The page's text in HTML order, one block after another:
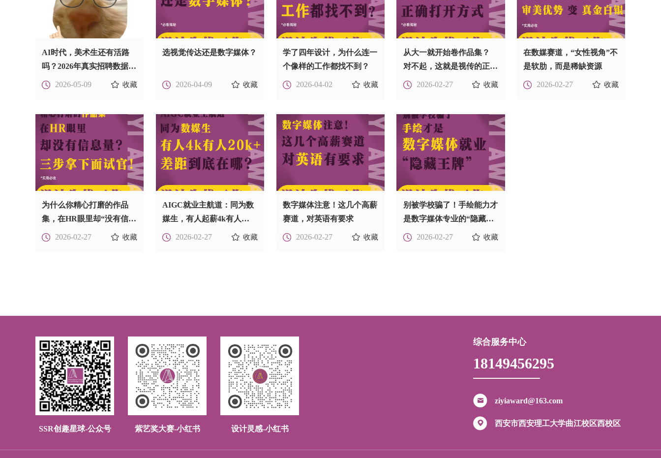
AI时代，美术生还有活路
吗？2026年真实招聘数据揭
露！
2026-05-09 收藏
选视觉传达还是数字媒体？
2026-04-09 收藏
学了四年设计，为什么连一
个像样的工作都找不到？
2026-04-02 收藏
从大一就开始卷作品集？
对不起，这就是视传的正确
打开方式
2026-02-27 收藏
在数媒赛道，“女性视角”不
是软肋，而是稀缺资源
2026-02-27 收藏
为什么你精心打磨的作品
集，在HR眼里却“没有信息
量”？ | 三步拿下面试官！
2026-02-27 收藏
AIGC就业主航道：同为数
媒生，有人起薪4k有人
20k+ ，差距到底在哪里？
2026-02-27 收藏
数字媒体注意！这几个高薪
赛道，对英语有要求
2026-02-27 收藏
别被学校骗了！手绘能力才
是数字媒体专业的“隐藏王
牌”! | 设计生找工作不知道
2026-02-27 收藏
SSR创趣星球-公众号 紫艺奖大赛-小红书 设计灵感-小红书
综合服务中心
18149456295
ziyiaward@163.com
西安市西安理工大学曲江校区西校区